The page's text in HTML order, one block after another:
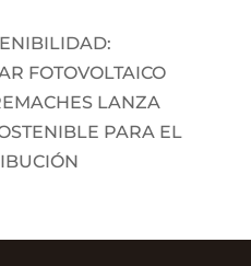
FOTOVOLTAICO
LANZA
PARA EL